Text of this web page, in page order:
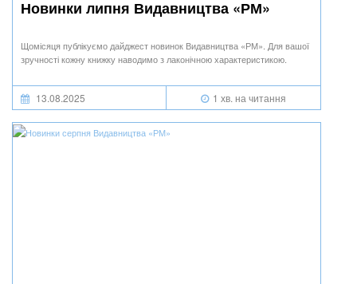
Новинки липня Видавництва «РМ»
Щомісяця публікуємо дайджест новинок Видавництва «РМ». Для вашої
зручності кожну книжку наводимо з лаконічною характеристикою.
13.08.2025 1 хв. на читання